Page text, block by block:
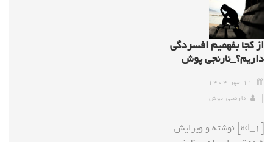
از کجا بفهمیم افسردگی
داریم؟_نارنجی پوش
۱۱ مهر ۱۴۰۴
نارنجی پوش
[ad_1] نوشته و ویرایش